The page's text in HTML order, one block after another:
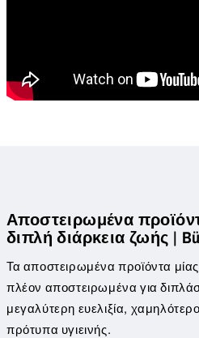
Αποστειρωμένα
διπλή διάρκεια ζωής |
Τα αποστειρωμένα προϊόντα
πλέον αποστειρωμένα για
μεγαλύτερη ευελιξία,
πρότυπα υγιεινής.